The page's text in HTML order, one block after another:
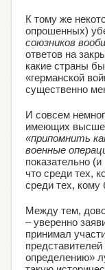
К тому же
опрошенных)
союзников
ответов на
какие страны
«германской
существенно
И совсем
имеющих
«припомнить
военные
показательно
что среди тех,
среди тех, кому
Между тем,
– уверенно
принимал
определению»